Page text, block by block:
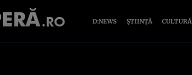
D:NEWS ȘTIINȚĂ CULTURĂ